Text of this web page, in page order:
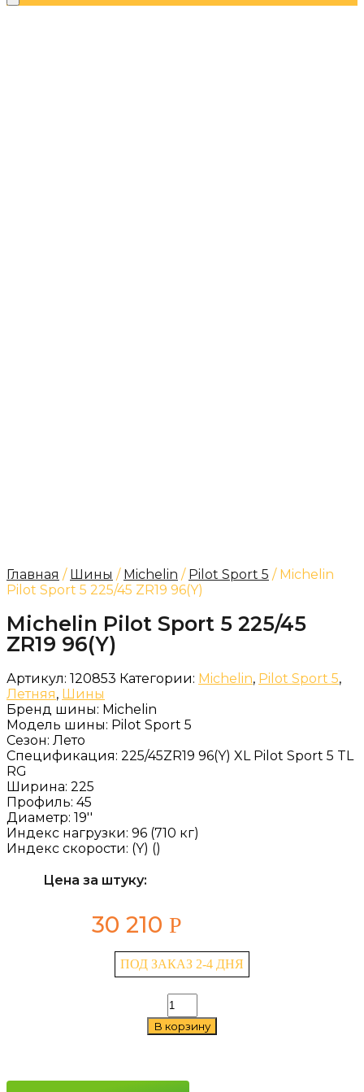
Главная / Шины / Michelin / Pilot Sport 5 / Michelin
Pilot Sport 5 225/45 ZR19 96(Y)
Michelin Pilot Sport 5 225/45
ZR19 96(Y)
Артикул: 120853 Категории: Michelin, Pilot Sport 5,
Летняя, Шины
Бренд шины: Michelin
Модель шины: Pilot Sport 5
Сезон: Лето
Спецификация: 225/45ZR19 96(Y) XL Pilot Sport 5 TL
RG
Ширина: 225
Профиль: 45
Диаметр: 19''
Индекс нагрузки: 96 (710 кг)
Индекс скорости: (Y) ()
Цена за штуку:
30 210 Р
ПОД ЗАКАЗ 2-4 ДНЯ
Количество
товара
Michelin
225/45
В корзину